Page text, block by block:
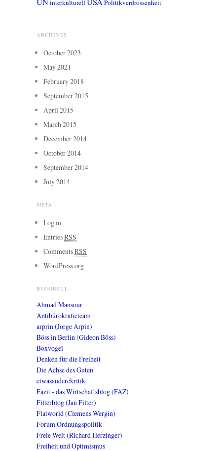
interkulturell Politikverdrossenheit
ARCHIVES
October 2023
May 2021
February 2018
September 2015
April 2015
March 2015
December 2014
October 2014
September 2014
July 2014
META
Log in
EntriesRSS
CommentsRSS
WordPress.org
BLOGROLL
Ahmad Mansour
Antibürokratieteam
arprin (Jorge Arpin)
Böss in Berlin (Gideon Böss)
Boxvogel
Denken für die Freiheit
Die Achse des Guten
etwasanderekritik
Fazit - das Wirtschaftsblog (FAZ)
Filterblog (Jan Filter)
Flatworld (Clemens Wergin)
Forum Ordnungspolitik
Freie Welt (Richard Herzinger)
Freiheit und Optimismus